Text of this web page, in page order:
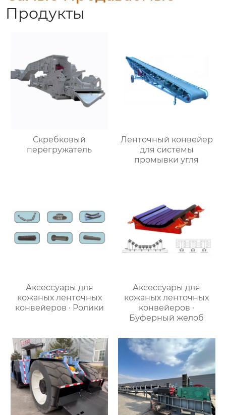
Продукты
Скребковый
перегружатель
Ленточный конвейер
для системы
промывки угля
Аксессуары для
кожаных ленточных
конвейеров · Ролики
Аксессуары для
кожаных ленточных
конвейеров ·
Буферный желоб